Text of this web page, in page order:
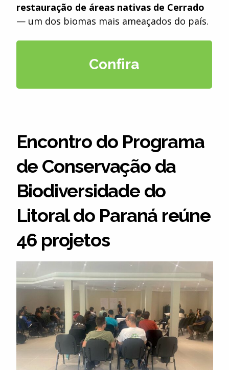
restauração de áreas nativas de Cerrado
— um dos biomas mais ameaçados do país.
Confira
Encontro do Programa
de Conservação da
Biodiversidade do
Litoral do Paraná reúne
46 projetos